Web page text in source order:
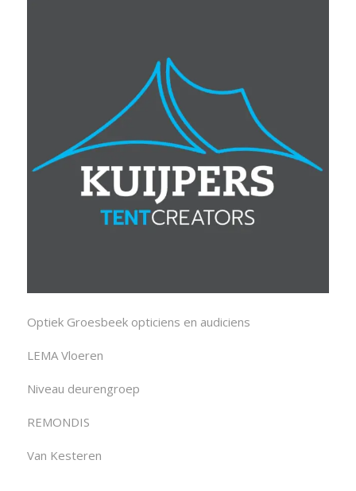
Optiek Groesbeek opticiens en audiciens
LEMA Vloeren
Niveau deurengroep
REMONDIS
Van Kesteren